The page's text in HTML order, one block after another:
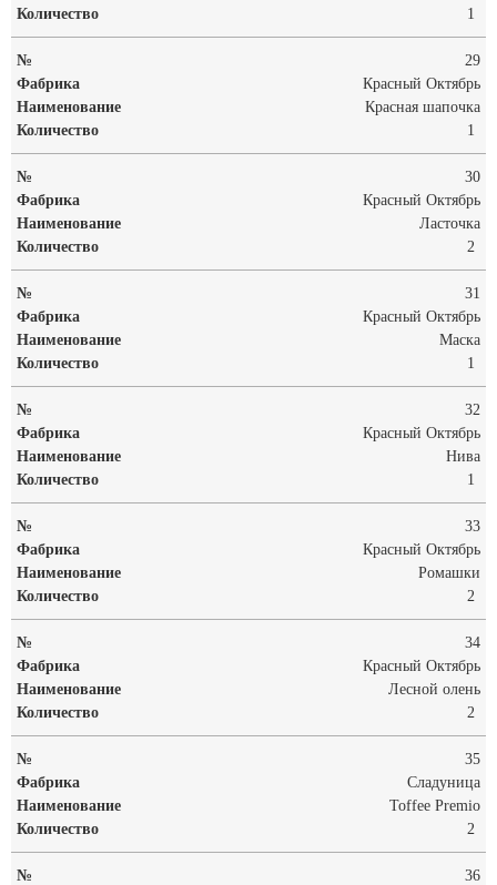
1
29
Красный Октябрь
Красная шапочка
1
30
Красный Октябрь
Ласточка
2
31
Красный Октябрь
Маска
1
32
Красный Октябрь
Нива
1
33
Красный Октябрь
Ромашки
2
34
Красный Октябрь
Лесной олень
2
35
Сладуница
Toffee Premio
2
36